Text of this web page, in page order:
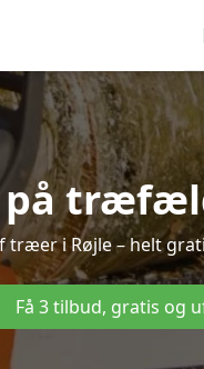
på
i Røjle – helt
Få 3 tilbud, gratis og